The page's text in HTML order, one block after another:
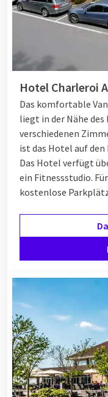
Hotel Charleroi
Das komfortable
liegt in der Nähe
verschiedenen
ist das Hotel auf
Das Hotel verfügt
ein Fitnessstudio.
kostenlose